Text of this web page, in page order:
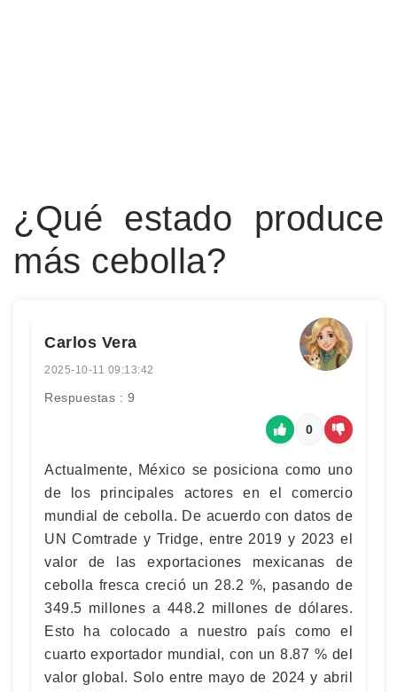
¿Qué estado produce
más cebolla?
Carlos Vera
2025-10-11 09:13:42
Respuestas : 9
0
Actualmente, México se posiciona como uno
de los principales actores en el comercio
mundial de cebolla. De acuerdo con datos de
UN Comtrade y Tridge, entre 2019 y 2023 el
valor de las exportaciones mexicanas de
cebolla fresca creció un 28.2 %, pasando de
349.5 millones a 448.2 millones de dólares.
Esto ha colocado a nuestro país como el
cuarto exportador mundial, con un 8.87 % del
valor global. Solo entre mayo de 2024 y abril